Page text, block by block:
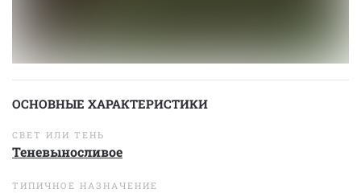
ОСНОВНЫЕ ХАРАКТЕРИСТИКИ
СВЕТ ИЛИ ТЕНЬ
Теневыносливое
ТИПИЧНОЕ НАЗНАЧЕНИЕ